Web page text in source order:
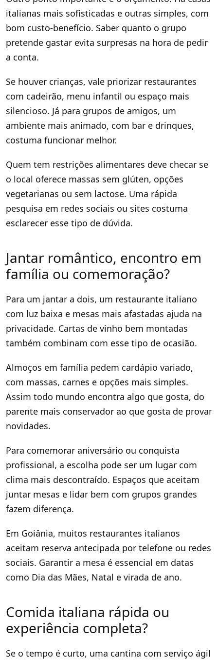
italianas mais sofisticadas e outras simples, com
bom custo-benefício. Saber quanto o grupo
pretende gastar evita surpresas na hora de pedir
a conta.
Se houver crianças, vale priorizar restaurantes
com cadeirão, menu infantil ou espaço mais
silencioso. Já para grupos de amigos, um
ambiente mais animado, com bar e drinques,
costuma funcionar melhor.
Quem tem restrições alimentares deve checar se
o local oferece massas sem glúten, opções
vegetarianas ou sem lactose. Uma rápida
pesquisa em redes sociais ou sites costuma
esclarecer esse tipo de dúvida.
Jantar romântico, encontro em
família ou comemoração?
Para um jantar a dois, um restaurante italiano
com luz baixa e mesas mais afastadas ajuda na
privacidade. Cartas de vinho bem montadas
também combinam com esse tipo de ocasião.
Almoços em família pedem cardápio variado,
com massas, carnes e opções mais simples.
Assim todo mundo encontra algo que gosta, do
parente mais conservador ao que gosta de provar
novidades.
Para comemorar aniversário ou conquista
profissional, a escolha pode ser um lugar com
clima mais descontraído. Espaços que aceitam
juntar mesas e lidar bem com grupos grandes
fazem diferença.
Em Goiânia, muitos restaurantes italianos
aceitam reserva antecipada por telefone ou redes
sociais. Garantir a mesa é essencial em datas
como Dia das Mães, Natal e virada de ano.
Comida italiana rápida ou
experiência completa?
Se o tempo é curto, uma cantina com serviço ágil